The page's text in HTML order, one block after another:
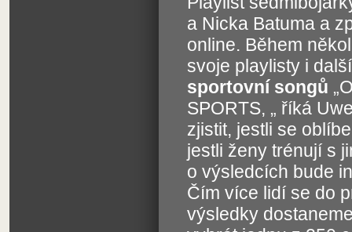
a Nicka Batuma a
online. Během
svoje playlisty i
sportovní songů
SPORTS, „ říká
zjistit, jestli se
jestli ženy trénují s
o výsledcích bude
Čím více lidí se do
výsledky